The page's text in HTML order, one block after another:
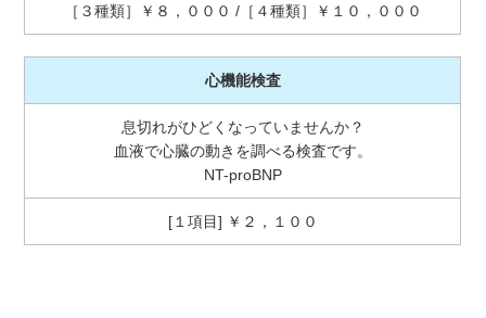
［３種類］￥８，０００ /［４種類］￥１０，０００
心機能検査
息切れがひどくなっていませんか？
血液で心臓の動きを調べる検査です。
NT-proBNP
[１項目] ￥２，１００